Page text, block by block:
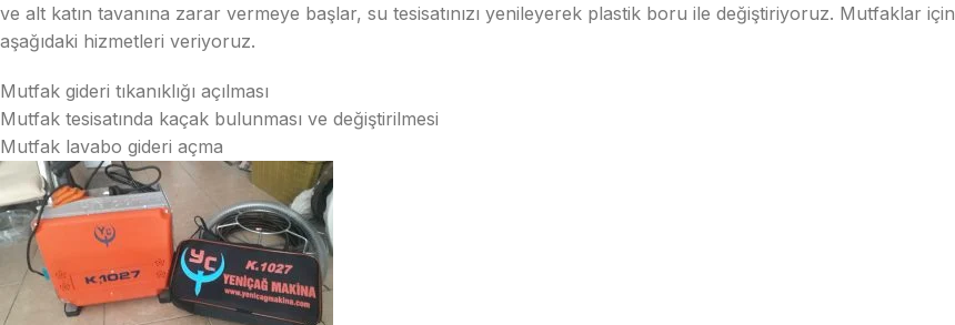
ve alt katın tavanına zarar vermeye başlar, su tesisatınızı yenileyerek plastik boru ile değiştiriyoruz. Mutfaklar için
aşağıdaki hizmetleri veriyoruz.
Mutfak gideri tıkanıklığı açılması
Mutfak tesisatında kaçak bulunması ve değiştirilmesi
Mutfak lavabo gideri açma